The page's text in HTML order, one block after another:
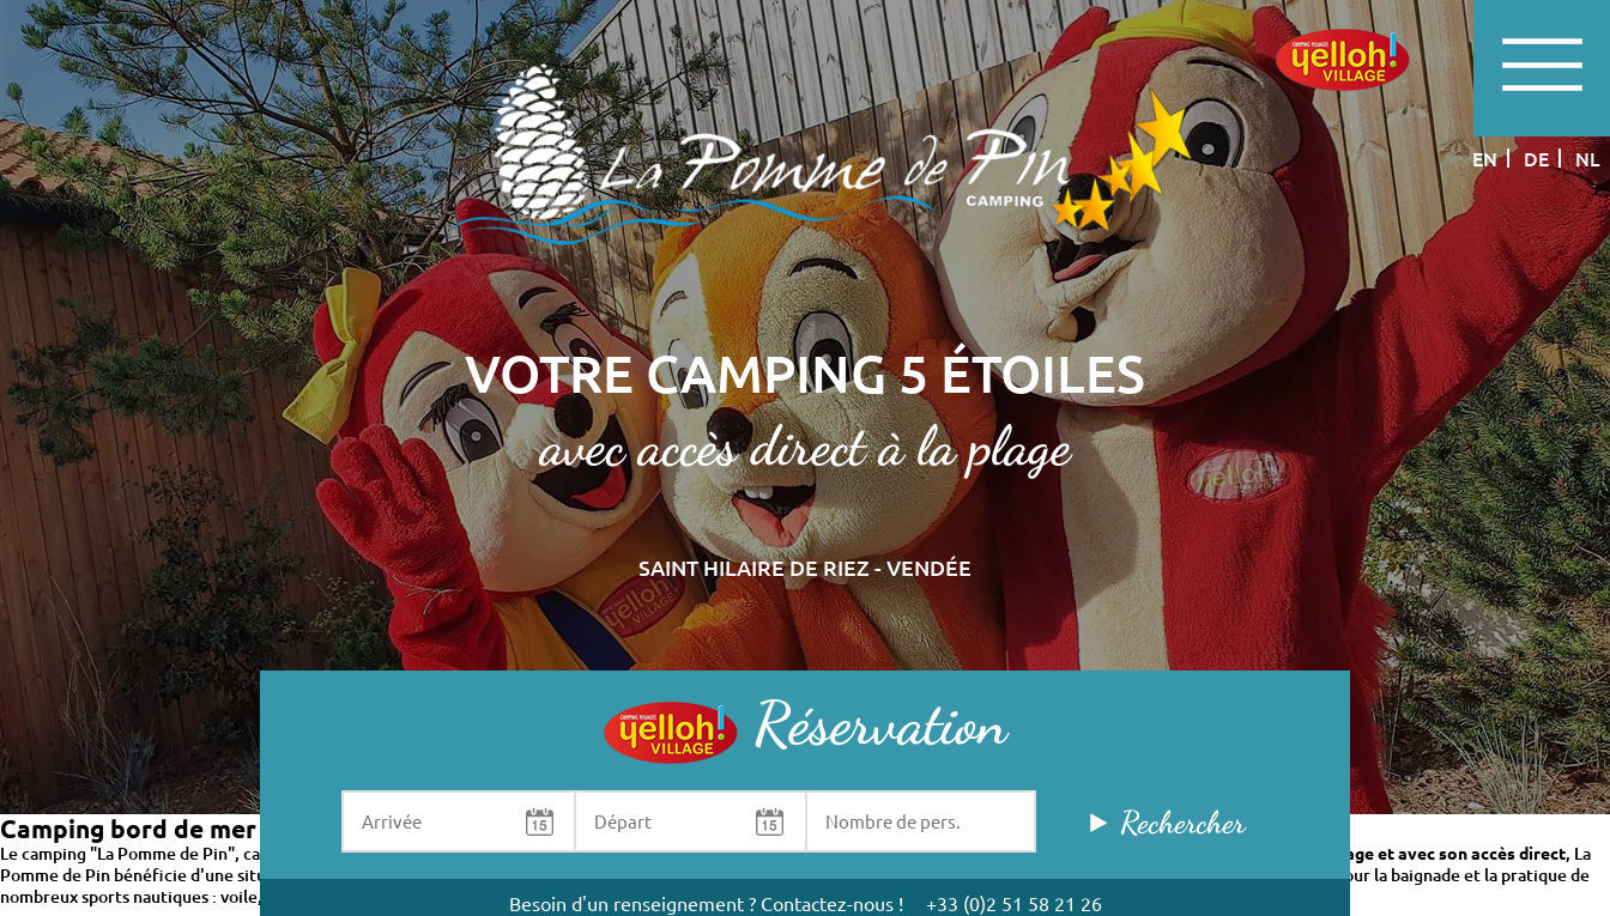
Panneau de gestion des cookies
EN DE NL
VOTRE CAMPING 5 ÉTOILES
avec accès direct à la plage
SAINT HILAIRE DE RIEZ - VENDÉE
Réservation
Rechercher
Besoin d'un renseignement ? Contactez-nous ! +33 (0)2 51 58 21 26
Camping bord de mer près de Saint Pierre du Chemin
Le camping "La Pomme de Pin", camping plage près de Saint Pierre du Chemin,offre un acces direct à la plage en vendee près de Saint Pierre du Chemin A 200 mètres de la plage et avec son accès direct, La
Pomme de Pin bénéficie d'une situation privilégié de bord de mer pour vos vacances. Avec ses12 plages surveillées en juillet et août, Saint Hilaire de Riez est un lieu privilégié pour la baignade et la pratique de
nombreux sports nautiques : voile, catamaran, char à voile, planche à voile, surf, kayak de mer... La plage située devant le camping est également surveillée en haute saison.